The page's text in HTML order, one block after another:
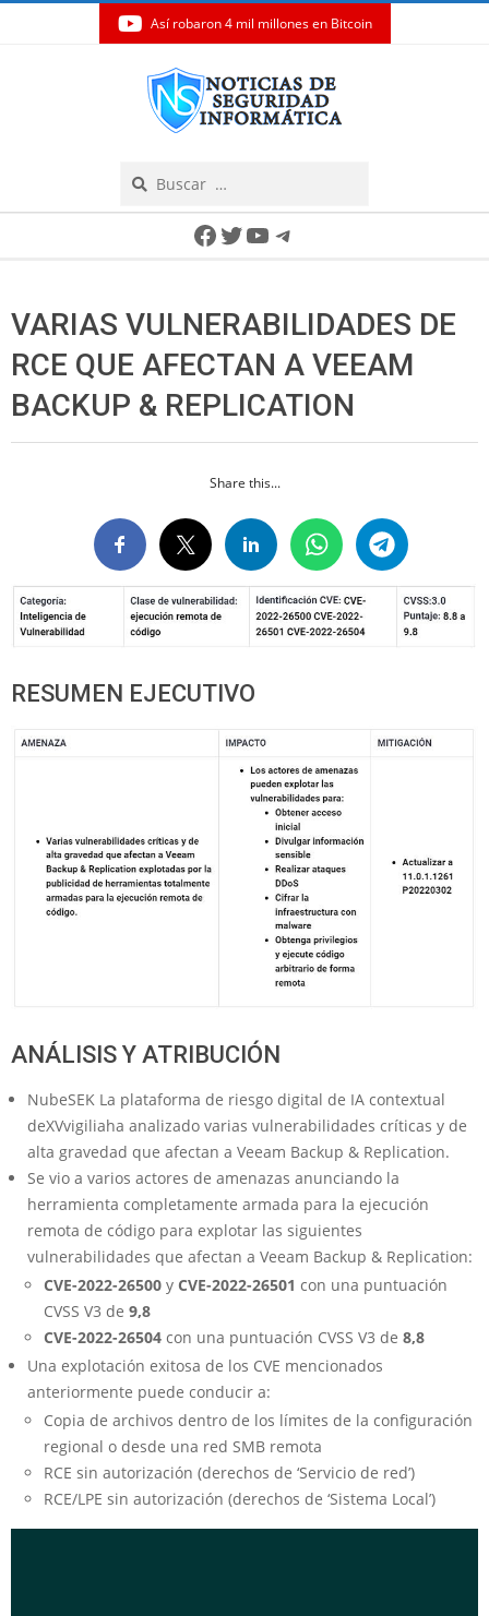
Así robaron 4 mil millones en Bitcoin
Facebook
Twitter
YouTube
Telegram
VARIAS VULNERABILIDADES DE
RCE QUE AFECTAN A VEEAM
BACKUP & REPLICATION
Share this...
RESUMEN EJECUTIVO
ANÁLISIS Y ATRIBUCIÓN
NubeSEK La plataforma de riesgo digital de IA contextual
deXVvigiliaha analizado varias vulnerabilidades críticas y de
alta gravedad que afectan a Veeam Backup & Replication.
Se vio a varios actores de amenazas anunciando la
herramienta completamente armada para la ejecución
remota de código para explotar las siguientes
vulnerabilidades que afectan a Veeam Backup & Replication:
CVE-2022-26500 y CVE-2022-26501 con una puntuación
CVSS V3 de 9,8
CVE-2022-26504 con una puntuación CVSS V3 de 8,8
Una explotación exitosa de los CVE mencionados
anteriormente puede conducir a:
Copia de archivos dentro de los límites de la configuración
regional o desde una red SMB remota
RCE sin autorización (derechos de ‘Servicio de red’)
RCE/LPE sin autorización (derechos de ‘Sistema Local’)